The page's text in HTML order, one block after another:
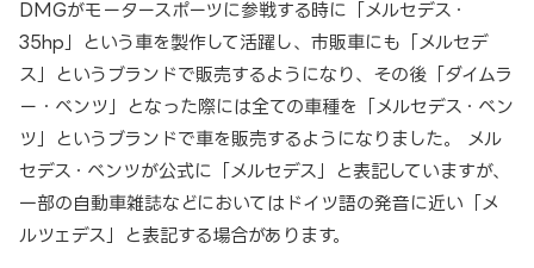
DMGがモータースポーツに参戦する時に「メルセデス・
35hp」という車を製作して活躍し、市販車にも「メルセデ
ス」というブランドで販売するようになり、その後「ダイムラ
ー・ベンツ」となった際には全ての車種を「メルセデス・ベン
ツ」というブランドで車を販売するようになりました。 メル
セデス・ベンツが公式に「メルセデス」と表記していますが、
一部の自動車雑誌などにおいてはドイツ語の発音に近い「メ
ルツェデス」と表記する場合があります。